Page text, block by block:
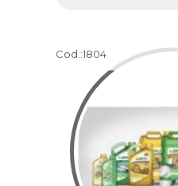
Cod.:1804